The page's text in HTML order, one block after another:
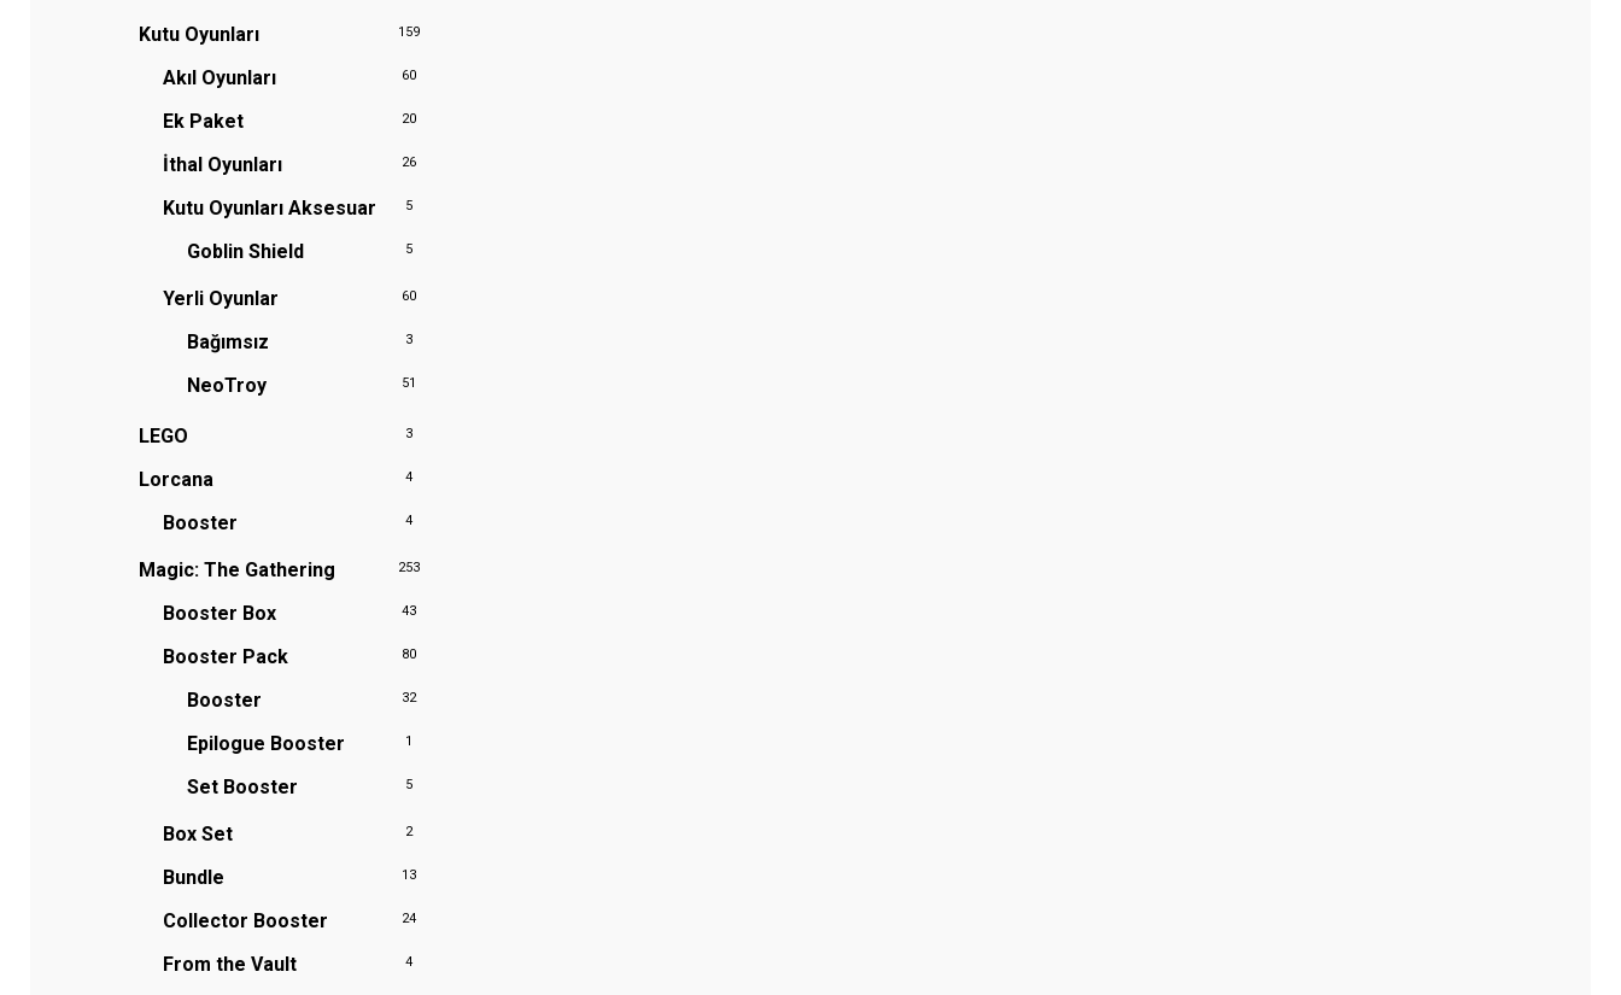
Kutu Oyunları 159
Akıl Oyunları 60
Ek Paket 20
İthal Oyunları 26
Kutu Oyunları Aksesuar 5
Goblin Shield 5
Yerli Oyunlar 60
Bağımsız 3
NeoTroy 51
LEGO 3
Lorcana 4
Booster 4
Magic: The Gathering 253
Booster Box 43
Booster Pack 80
Booster 32
Epilogue Booster 1
Set Booster 5
Box Set 2
Bundle 13
Collector Booster 24
From the Vault 4